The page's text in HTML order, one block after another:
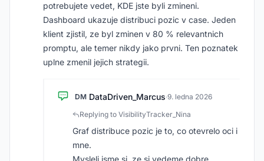
potrebujete vedet, KDE jste byli zmineni.
Dashboard ukazuje distribuci pozic v case. Jeden
klient zjistil, ze byl zminen v 80 % relevantnich
promptu, ale temer nikdy jako prvni. Ten poznatek
uplne zmenil jejich strategii.
DM DataDriven_Marcus·9. ledna 2026
Replying to VisibilityTracker_Nina
Graf distribuce pozic je to, co otevrelo oci i
mne.
Mysleli jsme si, ze si vedeme dobre,